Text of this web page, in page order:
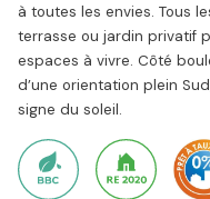
à toutes les envies. Tous
terrasse ou jardin privatif
espaces à vivre. Côté
d’une orientation plein
signe du soleil.